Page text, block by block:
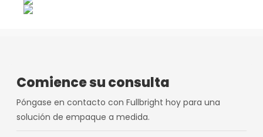
Comience su consulta
Póngase en contacto con Fullbright hoy para una
solución de empaque a medida.